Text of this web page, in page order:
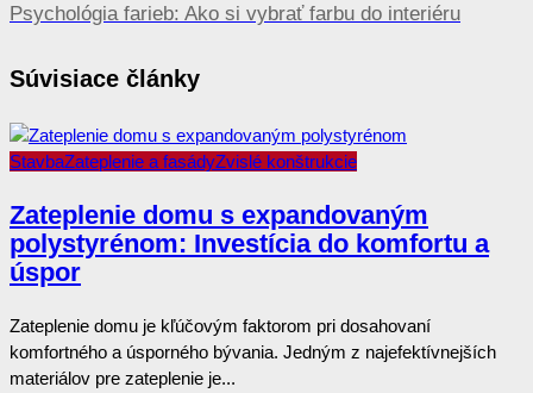
Psychológia farieb: Ako si vybrať farbu do interiéru
Súvisiace články
StavbaZateplenie a fasádyZvislé konštrukcie
Zateplenie domu s expandovaným
polystyrénom: Investícia do komfortu a
úspor
Zateplenie domu je kľúčovým faktorom pri dosahovaní
komfortného a úsporného bývania. Jedným z najefektívnejších
materiálov pre zateplenie je...